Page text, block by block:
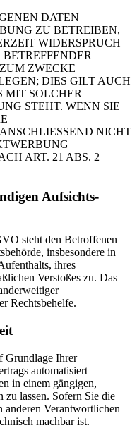
DATEN
ZU BETREIBEN,
WIDERSPRUCH
ZWECKE
DIES GILT AUCH
MIT SOLCHER
STEHT. WENN SIE
NICHT
ART. 21 ABS. 2
Aufsichts­
steht den Betroffenen
insbesondere in
ihres
Verstoßes zu. Das
Rechtsbehelfe.
Grundlage Ihrer
automatisiert
in einem gängigen,
zu lassen. Sofern Sie die
anderen Verantwortlichen
machbar ist.